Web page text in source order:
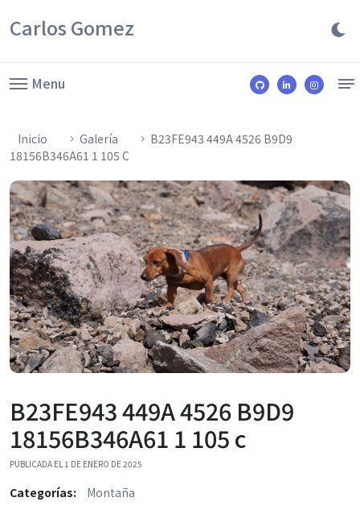
Carlos Gomez
Menu
Inicio Galería
B23FE943 449A 4526 B9D9
18156B346A61 1 105 C
B23FE943 449A 4526 B9D9
18156B346A61 1 105 c
PUBLICADA EL 1 DE ENERO DE 2025
Categorías: Montaña